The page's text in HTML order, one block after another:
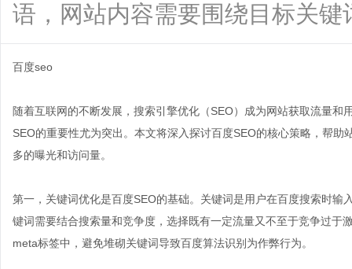
语，网站内容需要围绕目标关键
百度seo
随着互联网的不断发展，搜索引擎优化（SEO）成为网站获取流量
SEO的重要性尤为突出。本文将深入探讨百度SEO的核心策略，帮
多的曝光和访问量。
第一，关键词优化是百度SEO的基础。关键词是用户在百度搜索时
键词需要结合搜索量和竞争度，选择既有一定流量又不至于竞争过于
meta标签中，避免堆砌关键词导致百度算法识别为作弊行为。